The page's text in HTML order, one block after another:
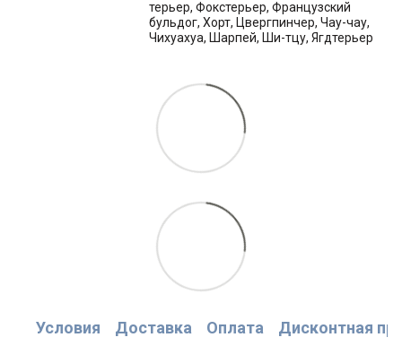
терьер, Фокстерьер, Французский
бульдог, Хорт, Цвергпинчер, Чау-чау,
Чихуахуа, Шарпей, Ши-тцу, Ягдтерьер
Условия Доставка Оплата Дисконтная